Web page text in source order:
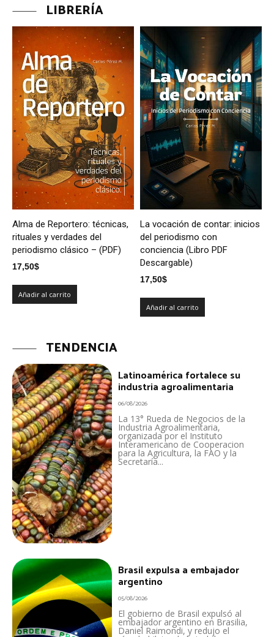
LIBRERÍA
Alma de Reportero: técnicas,
rituales y verdades del
periodismo clásico – (PDF)
17,50$
Añadir al carrito
La vocación de contar: inicios
del periodismo con
conciencia (Libro PDF
Descargable)
17,50$
Añadir al carrito
TENDENCIA
Latinoamérica fortalece su
industria agroalimentaria
06/08/2026
La 13° Rueda de Negocios de la
Industria Agroalimentaria,
organizada por el Instituto
Interamericano de Cooperacion
para la Agricultura, la FAO y la
Secretaría...
Brasil expulsa a embajador
argentino
05/08/2026
El gobierno de Brasil expulsó al
embajador argentino en Brasilia,
Daniel Raimondi, y redujo el